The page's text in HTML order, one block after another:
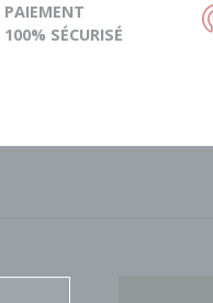
PAIEMENT
100% SÉCURISÉ